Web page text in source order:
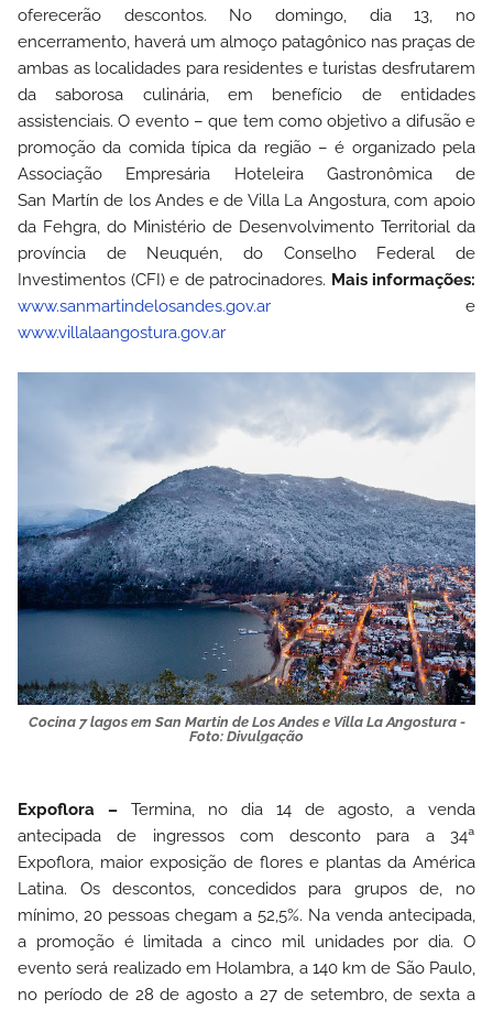
oferecerão descontos. No domingo, dia 13, no
encerramento, haverá um almoço patagônico nas praças de
ambas as localidades para residentes e turistas desfrutarem
da saborosa culinária, em benefício de entidades
assistenciais. O evento – que tem como objetivo a difusão e
promoção da comida típica da região – é organizado pela
Associação Empresária Hoteleira Gastronômica de
San Martín de los Andes e de Villa La Angostura, com apoio
da Fehgra, do Ministério de Desenvolvimento Territorial da
província de Neuquén, do Conselho Federal de
Investimentos (CFI) e de patrocinadores. Mais informações:
www.sanmartindelosandes.gov.ar e
www.villalaangostura.gov.ar
Cocina 7 lagos em San Martin de Los Andes e Villa La Angostura -
Foto: Divulgação
Expoflora – Termina, no dia 14 de agosto, a venda
antecipada de ingressos com desconto para a 34ª
Expoflora, maior exposição de flores e plantas da América
Latina. Os descontos, concedidos para grupos de, no
mínimo, 20 pessoas chegam a 52,5%. Na venda antecipada,
a promoção é limitada a cinco mil unidades por dia. O
evento será realizado em Holambra, a 140 km de São Paulo,
no período de 28 de agosto a 27 de setembro, de sexta a